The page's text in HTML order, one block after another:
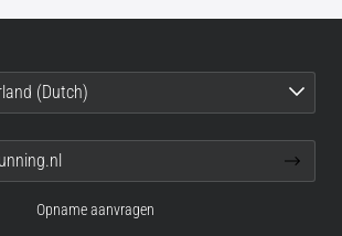
(Dutch)
Opname aanvragen